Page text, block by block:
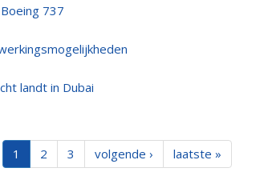
737
landt in Dubai
1 2 3 volgende › laatste »